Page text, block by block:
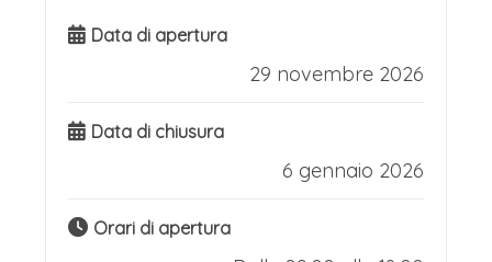
Data di apertura
29 novembre 2026
Data di chiusura
6 gennaio 2026
Orari di apertura